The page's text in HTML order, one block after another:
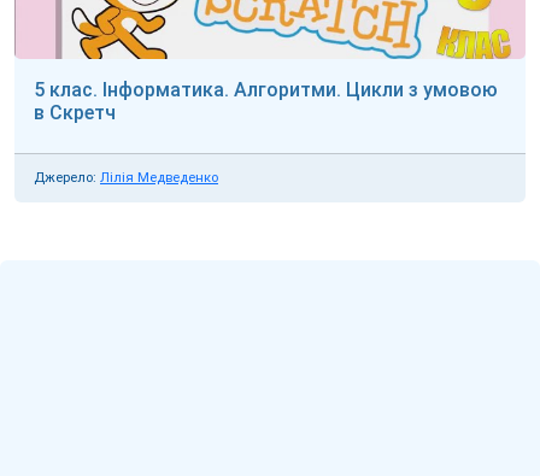
5 клас. Інформатика. Алгоритми. Цикли з умовою
в Скретч
Джерело: Лілія Медведенко